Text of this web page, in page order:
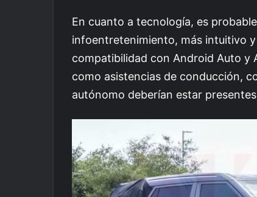
En cuanto a tecnología, es
infoentretenimiento, más intuitivo
compatibilidad con Android Auto y
como asistencias de conducción,
autónomo deberían estar